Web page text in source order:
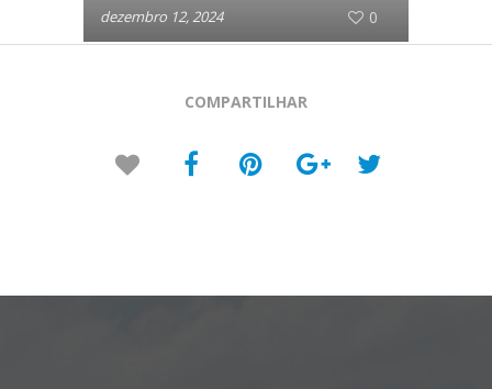
dezembro 12, 2024 0
COMPARTILHAR